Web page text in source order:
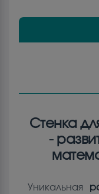
Стенка
-
Уникальная